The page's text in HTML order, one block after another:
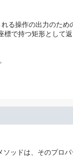
る操作の出力のため
で持つ矩形として返
ソッドは、そのプロ